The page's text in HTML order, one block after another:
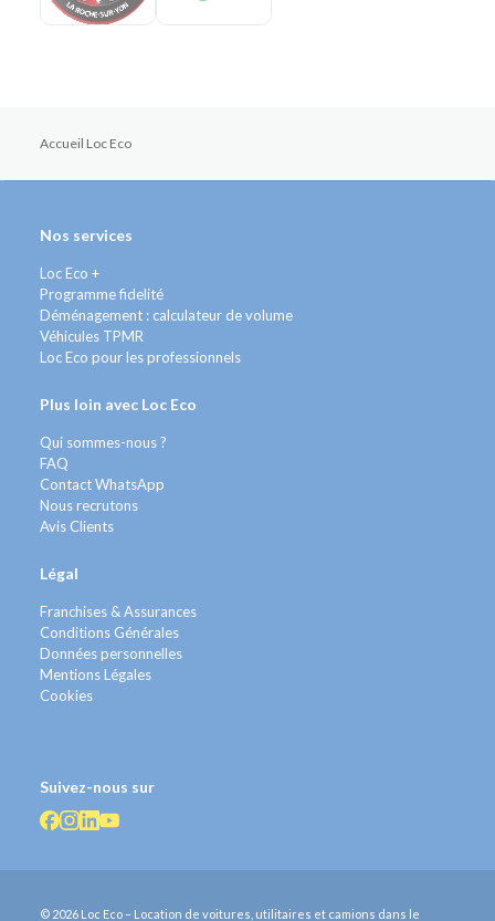
Accueil Loc Eco
Nos services
Loc Eco +
Programme fidelité
Déménagement : calculateur de volume
Véhicules TPMR
Loc Eco pour les professionnels
Plus loin avec Loc Eco
Qui sommes-nous ?
FAQ
Contact WhatsApp
Nous recrutons
Avis Clients
Légal
Franchises & Assurances
Conditions Générales
Données personnelles
Mentions Légales
Cookies
Suivez-nous sur
© 2026 Loc Eco – Location de voitures, utilitaires et camions dans le